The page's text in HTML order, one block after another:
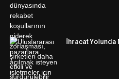
İhracat Yolunda